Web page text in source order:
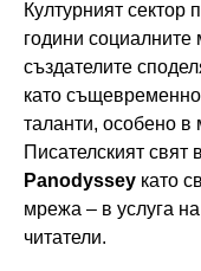
Културният
години
създателите
като
таланти, особено в
Писателският
Panodyssey като
мрежа – в услуга
читатели.